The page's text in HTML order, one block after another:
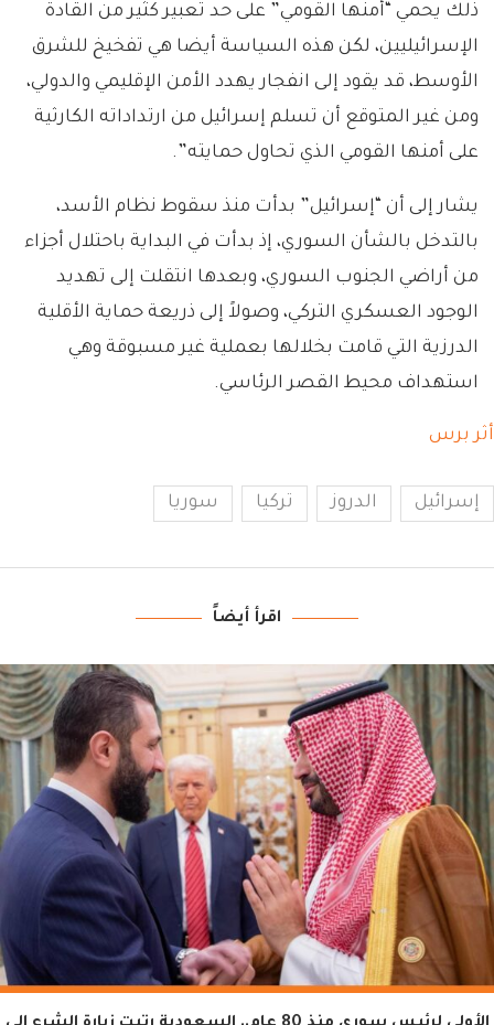
ذلك يحمي “أمنها القومي” على حد تعبير كثير من القادة
الإسرائيليين، لكن هذه السياسة أيضا هي تفخيخ للشرق
الأوسط، قد يقود إلى انفجار يهدد الأمن الإقليمي والدولي،
ومن غير المتوقع أن تسلم إسرائيل من ارتداداته الكارثية
على أمنها القومي الذي تحاول حمايته”.
يشار إلى أن “إسرائيل” بدأت منذ سقوط نظام الأسد،
بالتدخل بالشأن السوري، إذ بدأت في البداية باحتلال أجزاء
من أراضي الجنوب السوري، وبعدها انتقلت إلى تهديد
الوجود العسكري التركي، وصولاً إلى ذريعة حماية الأقلية
الدرزية التي قامت بخلالها بعملية غير مسبوقة وهي
استهداف محيط القصر الرئاسي.
أثر برس
إسرائيل الدروز تركيا سوريا
اقرأ أيضاً